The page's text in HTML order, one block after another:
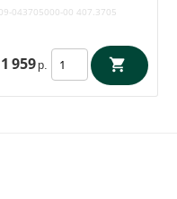
043705000-00 407.3705
1 959 р.